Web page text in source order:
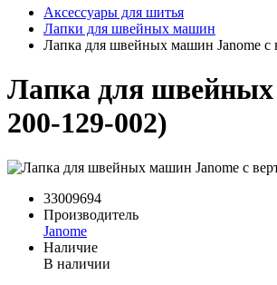
Аксессуары для шитья
Лапки для швейных машин
Лапка для швейных машин Janome с
Лапка для швейных
200-129-002)
33009694
Производитель
Janome
Наличие
В наличии